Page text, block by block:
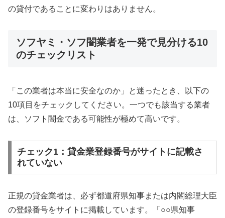
の貸付であることに変わりはありません。
ソフヤミ・ソフ闇業者を一発で見分ける10
のチェックリスト
「この業者は本当に安全なのか」と迷ったとき、以下の
10項目をチェックしてください。一つでも該当する業者
は、ソフト闇金である可能性が極めて高いです。
チェック1：貸金業登録番号がサイトに記載さ
れていない
正規の貸金業者は、必ず都道府県知事または内閣総理大臣
の登録番号をサイトに掲載しています。「○○県知事